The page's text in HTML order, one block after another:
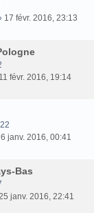
17 févr. 2016, 23:13
11 févr. 2016, 19:14
janv. 2016, 00:41
Bas
janv. 2016, 22:41